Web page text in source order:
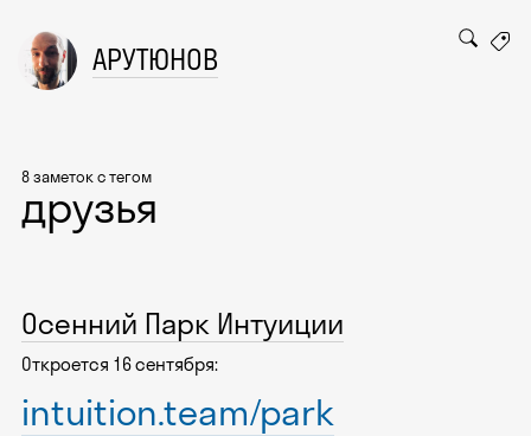
АРУТЮНОВ
8 заметок с тегом
друзья
Осенний Парк Интуиции
Откроется 16 сентября:
intuition.team/park